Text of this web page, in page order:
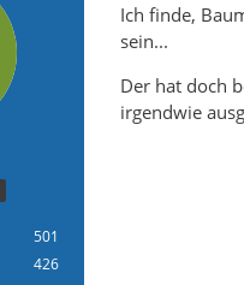
501
426
Ich finde,
sein...
Der hat doch
irgendwie